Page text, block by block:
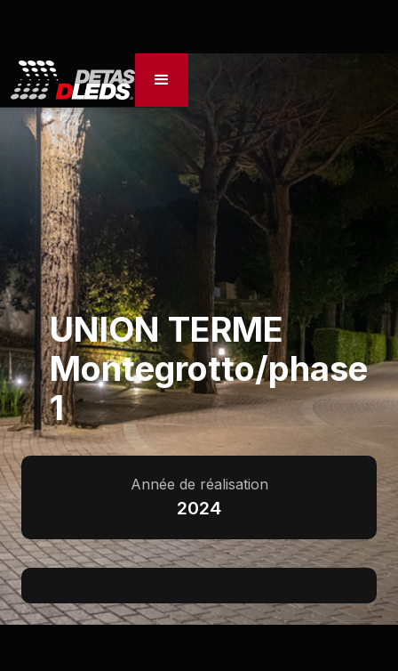
UNION TERME
Montegrotto/phase
1
Année de réalisation
2024